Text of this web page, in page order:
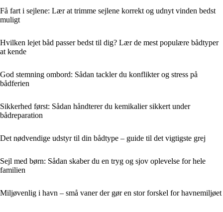
Få fart i sejlene: Lær at trimme sejlene korrekt og udnyt vinden bedst
muligt
Hvilken lejet båd passer bedst til dig? Lær de mest populære bådtyper
at kende
God stemning ombord: Sådan tackler du konflikter og stress på
bådferien
Sikkerhed først: Sådan håndterer du kemikalier sikkert under
bådreparation
Det nødvendige udstyr til din bådtype – guide til det vigtigste grej
Sejl med børn: Sådan skaber du en tryg og sjov oplevelse for hele
familien
Miljøvenlig i havn – små vaner der gør en stor forskel for havnemiljøet